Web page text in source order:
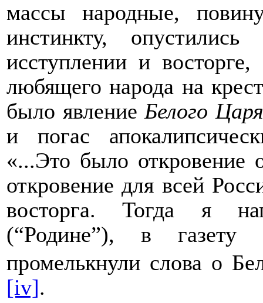
массы народные,
инстинкту,
исступлении и
любящего народа на
было явлениеБелого Царя
и погас
«...Это было откровение
откровение для всей
восторга. Тогда я
(“Родине”), в
промелькнули слова о
[iv].